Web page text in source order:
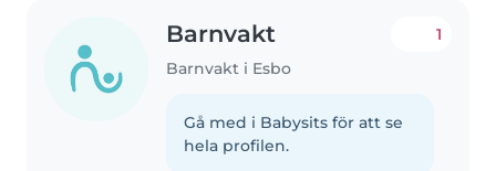
Barnvakt
Barnvakt i Esbo
1
Gå med i Babysits för att se
hela profilen.